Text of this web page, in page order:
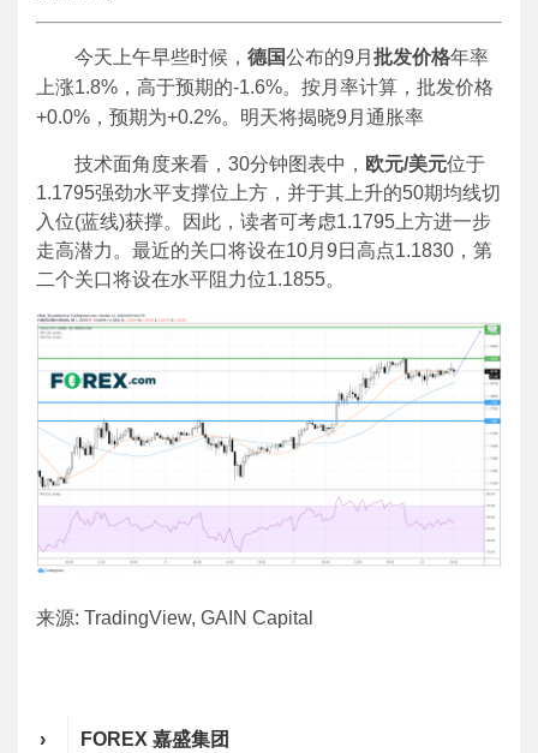
今天上午早些时候， 德国公布的9月 批发价格年率
上涨1.8%，高于预期的-1.6%。按月率计算，批发价格
+0.0%，预期为+0.2%。明天将揭晓9月通胀率
技术面角度来看，30分钟图表中， 欧元/美元位于
1.1795强劲水平支撑位上方，并于其上升的50期均线切
入位(蓝线)获撑。因此，读者可考虑1.1795上方进一步
走高潜力。最近的关口将设在10月9日高点1.1830，第
二个关口将设在水平阻力位1.1855。
来源: TradingView, GAIN Capital
› FOREX 嘉盛集团